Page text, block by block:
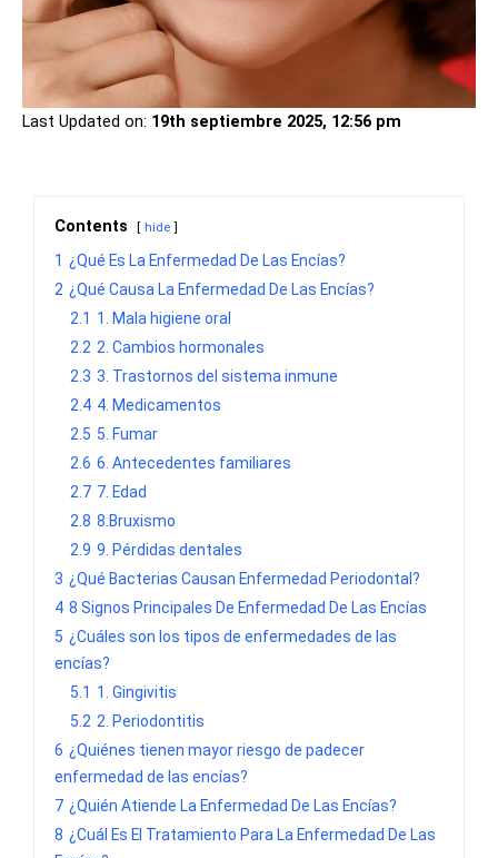
Last Updated on: 19th septiembre 2025, 12:56 pm
Contents hide
1 ¿Qué Es La Enfermedad De Las Encías?
2 ¿Qué Causa La Enfermedad De Las Encías?
2.1 1. Mala higiene oral
2.2 2. Cambios hormonales
2.3 3. Trastornos del sistema inmune
2.4 4. Medicamentos
2.5 5. Fumar
2.6 6. Antecedentes familiares
2.7 7. Edad
2.8 8.Bruxismo
2.9 9. Pérdidas dentales
3 ¿Qué Bacterias Causan Enfermedad Periodontal?
4 8 Signos Principales De Enfermedad De Las Encías
5 ¿Cuáles son los tipos de enfermedades de las
encías?
5.1 1. Gingivitis
5.2 2. Periodontitis
6 ¿Quiénes tienen mayor riesgo de padecer
enfermedad de las encías?
7 ¿Quién Atiende La Enfermedad De Las Encías?
8 ¿Cuál Es El Tratamiento Para La Enfermedad De Las